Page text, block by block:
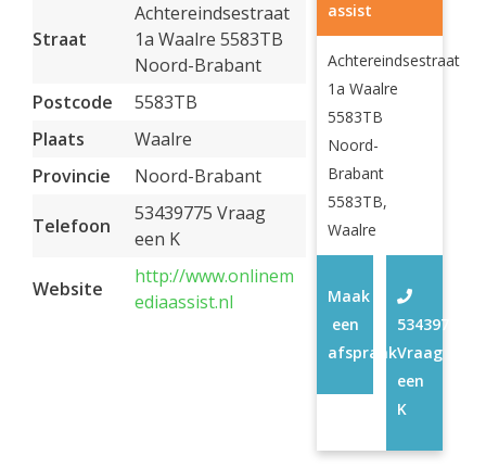
Straat
Achtereindsestraat
1a Waalre 5583TB
Noord-Brabant
Postcode
5583TB
Plaats
Waalre
Provincie
Noord-Brabant
Telefoon
53439775 Vraag
een K
Website
http://www.onlinem
ediaassist.nl
assist
Achtereindsestraat
1a Waalre
5583TB
Noord-
Brabant
5583TB,
Waalre
53439775
Vraag
een
K
Maak
een
afspraak